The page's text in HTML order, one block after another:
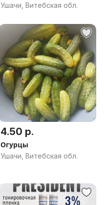
Ушачи, Витебская обл.
4.50 р.
Огурцы
Ушачи, Витебская обл.